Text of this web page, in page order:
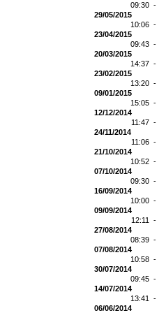
09:30 -
29/05/2015
10:06 -
23/04/2015
09:43 -
20/03/2015
14:37 -
23/02/2015
13:20 -
09/01/2015
15:05 -
12/12/2014
11:47 -
24/11/2014
11:06 -
21/10/2014
10:52 -
07/10/2014
09:30 -
16/09/2014
10:00 -
09/09/2014
12:11 -
27/08/2014
08:39 -
07/08/2014
10:58 -
30/07/2014
09:45 -
14/07/2014
13:41 -
06/06/2014